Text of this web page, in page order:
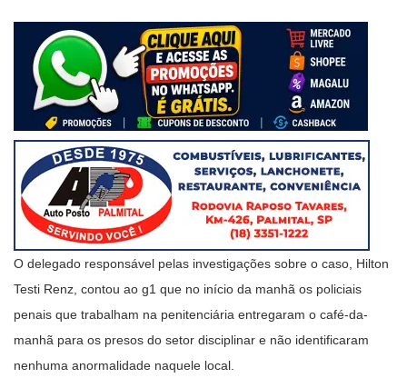
O delegado responsável pelas investigações sobre o caso, Hilton
Testi Renz, contou ao g1 que no início da manhã os policiais
penais que trabalham na penitenciária entregaram o café-da-
manhã para os presos do setor disciplinar e não identificaram
nenhuma anormalidade naquele local.